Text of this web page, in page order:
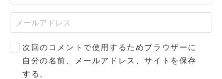
次回のコメントで使用するためブラウザーに
自分の名前、メールアドレス、サイトを保存
する。